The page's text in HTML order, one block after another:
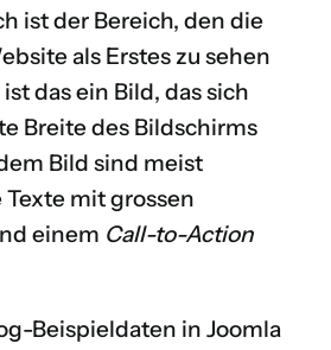
ist der Bereich, den die
als Erstes zu sehen
das ein Bild, das sich
Breite des Bildschirms
Bild sind meist
mit grossen
einem Call-to-Action
Beispieldaten in Joomla